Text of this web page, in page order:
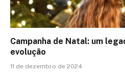
Campanha de Natal: um
evolução
11 de dezembro de 2024